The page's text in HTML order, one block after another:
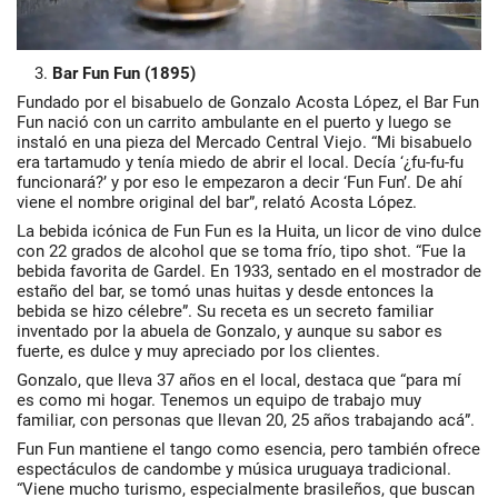
Bar Fun Fun (1895)
Fundado por el bisabuelo de Gonzalo Acosta López, el Bar Fun
Fun nació con un carrito ambulante en el puerto y luego se
instaló en una pieza del Mercado Central Viejo. “Mi bisabuelo
era tartamudo y tenía miedo de abrir el local. Decía ‘¿fu-fu-fu
funcionará?’ y por eso le empezaron a decir ‘Fun Fun’. De ahí
viene el nombre original del bar”, relató Acosta López.
La bebida icónica de Fun Fun es la Huita, un licor de vino dulce
con 22 grados de alcohol que se toma frío, tipo shot. “Fue la
bebida favorita de Gardel. En 1933, sentado en el mostrador de
estaño del bar, se tomó unas huitas y desde entonces la
bebida se hizo célebre”. Su receta es un secreto familiar
inventado por la abuela de Gonzalo, y aunque su sabor es
fuerte, es dulce y muy apreciado por los clientes.
Gonzalo, que lleva 37 años en el local, destaca que “para mí
es como mi hogar. Tenemos un equipo de trabajo muy
familiar, con personas que llevan 20, 25 años trabajando acá”.
Fun Fun mantiene el tango como esencia, pero también ofrece
espectáculos de candombe y música uruguaya tradicional.
“Viene mucho turismo, especialmente brasileños, que buscan